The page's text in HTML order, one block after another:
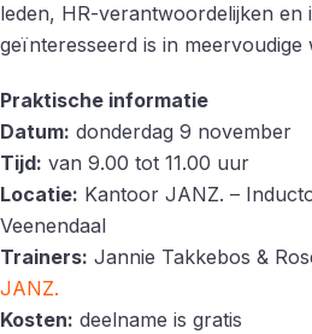
leden, HR-verantwoordelijken en
geïnteresseerd is in meervoudige
Praktische informatie
Datum: donderdag 9 november
Tijd: van 9.00 tot 11.00 uur
Locatie: Kantoor JANZ. –
Veenendaal
Trainers: Jannie Takkebos &
JANZ.
Kosten: deelname is gratis